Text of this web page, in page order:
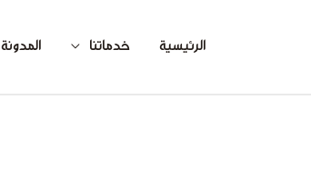
الرئيسية خدماتنا المدونة